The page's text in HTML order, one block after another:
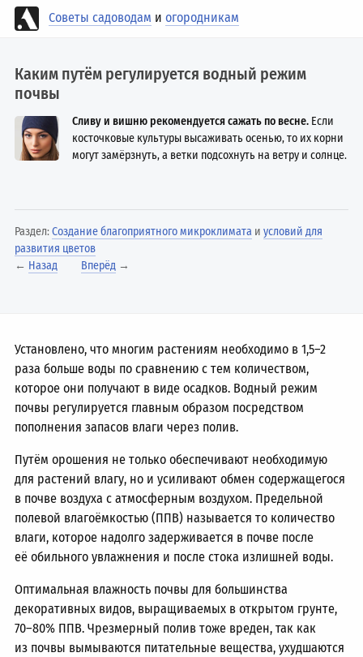
Советы садоводам иогородникам
Каким путём регулируется водный режим
почвы
Сливу и вишню рекомендуется сажать по весне. Если
косточковые культуры высаживать осенью, то их корни
могут замёрзнуть, а ветки подсохнуть на ветру и солнце.
Раздел:Создание благоприятного микроклимата иусловий для
развития цветов
← Назад Вперёд→
Установлено, что многим растениям необходимо в1,5–2
раза больше воды по сравнению с тем количеством,
которое они получают в виде осадков. Водный режим
почвы регулируется главным образом посредством
пополнения запасов влаги через полив.
Путём орошения не только обеспечивают необходимую
для растений влагу, но и усиливают обмен содержащегося
в почве воздуха с атмосферным воздухом. Предельной
полевой влагоёмкостью (ППВ) называется то количество
влаги, которое надолго задерживается в почве после
её обильного увлажнения и после стока излишней воды.
Оптимальная влажность почвы для большинства
декоративных видов, выращиваемых в открытом грунте,
70–80% ППВ. Чрезмерный полив тоже вреден, так как
из почвы вымываются питательные вещества, ухудшаются